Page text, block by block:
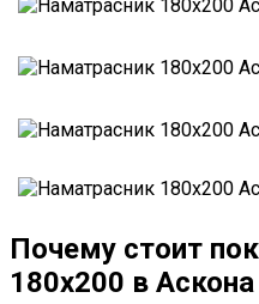
Почему стоит
180х200 в Аскона